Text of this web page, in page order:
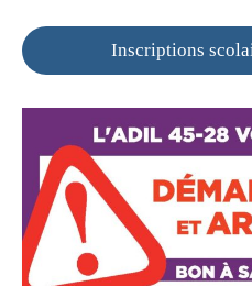
Inscriptions